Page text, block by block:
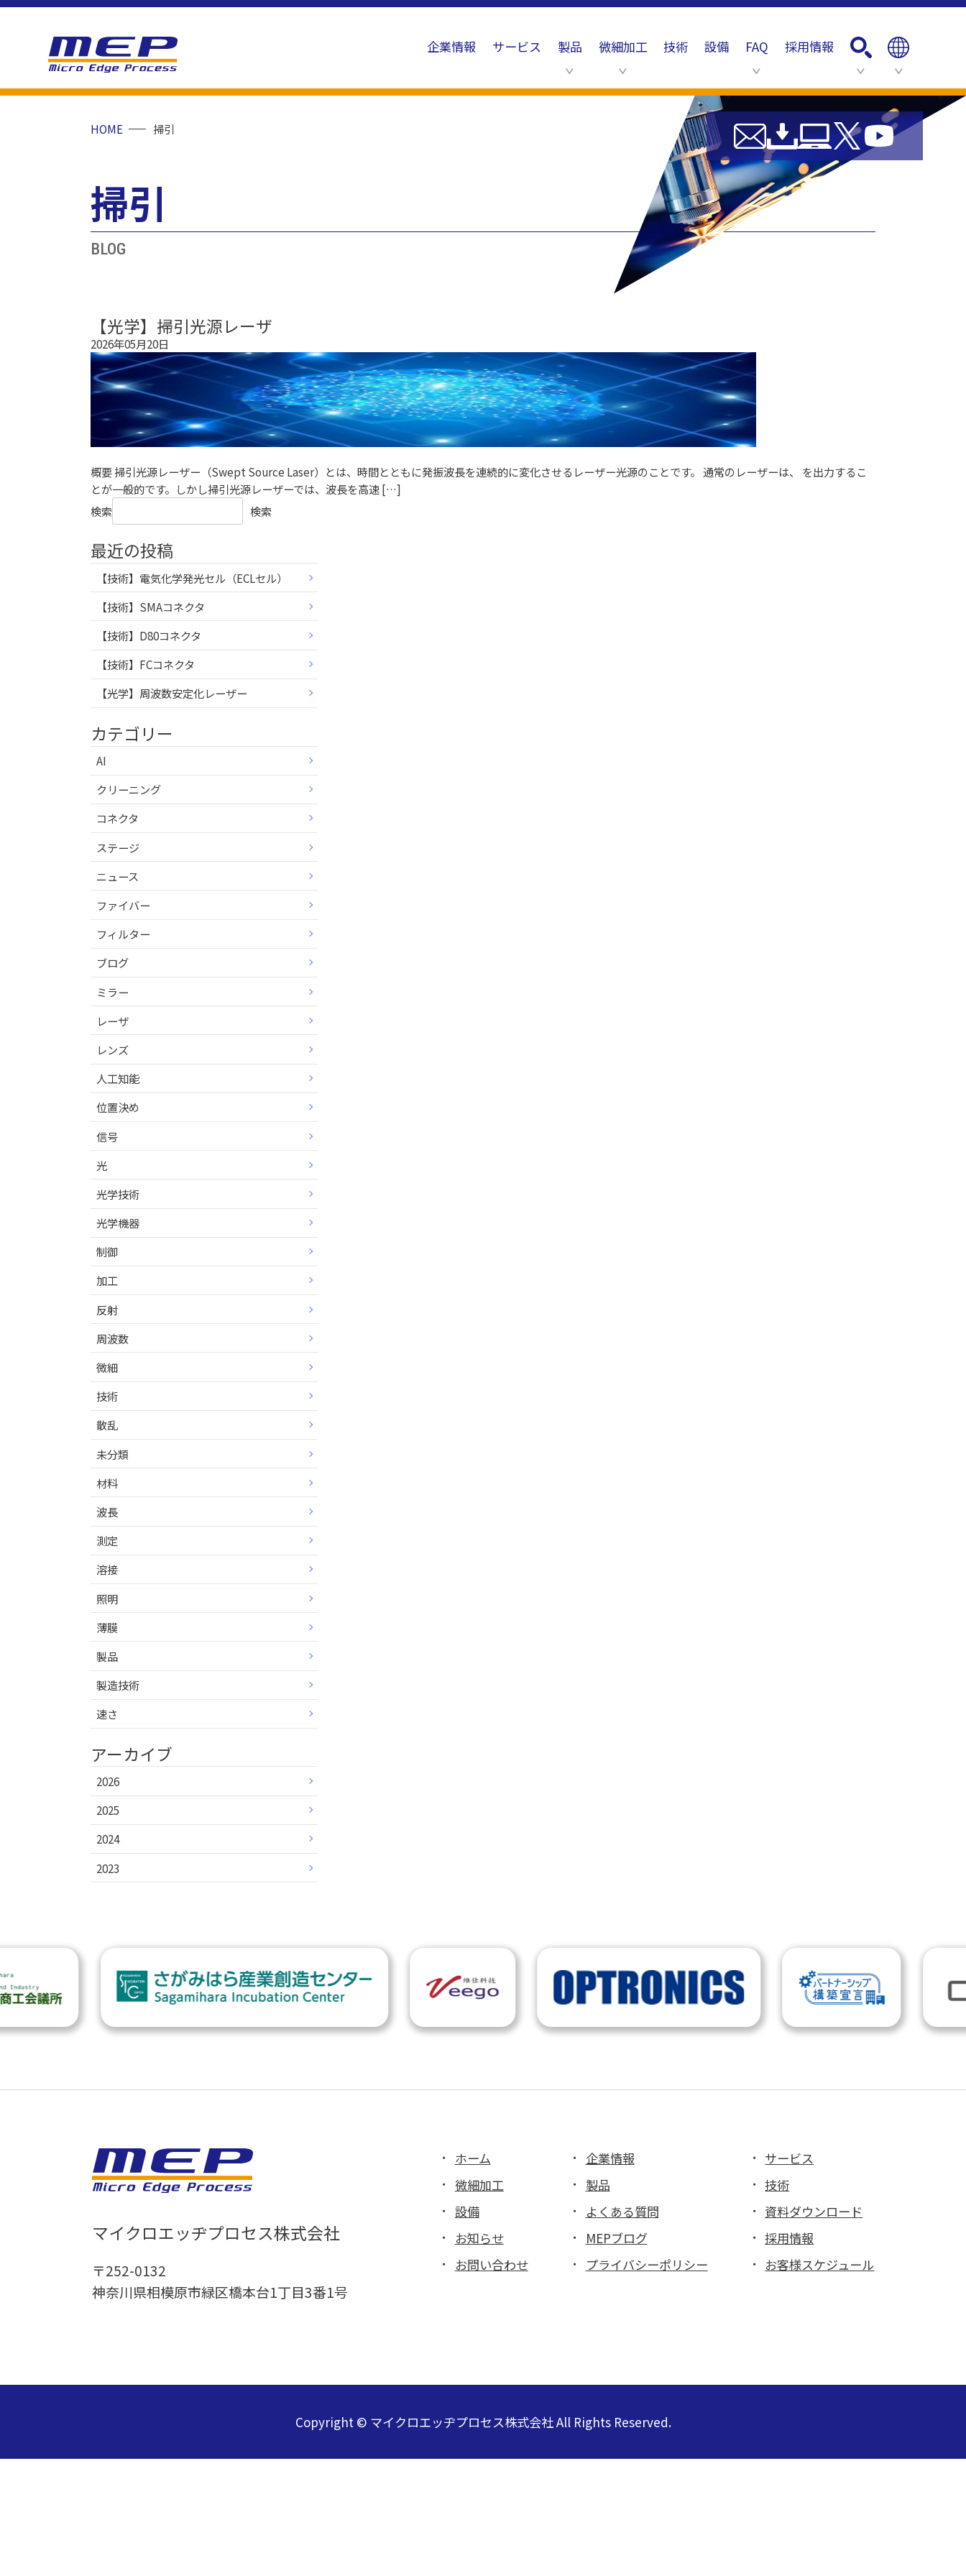
企業情報 サービス 製品 微細加工 技術 設備 FAQ 採用情報
HOME 掃引
掃引
BLOG
【光学】掃引光源レーザ
2026年05月20日
概要 掃引光源レーザー（Swept Source Laser）とは、時間とともに発振波長を連続的に変化させるレーザー光源のことです。 通常のレーザーは、 を出力するこ
とが一般的です。しかし掃引光源レーザーでは、波長を高速 […]
検索
検索
最近の投稿
【技術】電気化学発光セル（ECLセル）
【技術】SMAコネクタ
【技術】D80コネクタ
【技術】FCコネクタ
【光学】周波数安定化レーザー
カテゴリー
AI
クリーニング
コネクタ
ステージ
ニュース
ファイバー
フィルター
ブログ
ミラー
レーザ
レンズ
人工知能
位置決め
信号
光
光学技術
光学機器
制御
加工
反射
周波数
微細
技術
散乱
未分類
材料
波長
測定
溶接
照明
薄膜
製品
製造技術
速さ
アーカイブ
2026
2025
2024
2023
マイクロエッヂプロセス株式会社
〒252-0132
神奈川県相模原市緑区橋本台1丁目3番1号
ホーム 企業情報
サービス
微細加工
製品
技術
設備
よくある質問
資料ダウンロード
お知らせ
MEPブログ
採用情報
お問い合わせ
プライバシーポリシー お客様スケジュール
Copyright © マイクロエッヂプロセス株式会社 All Rights Reserved.